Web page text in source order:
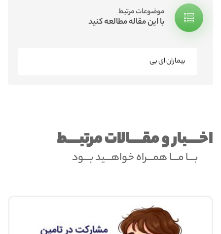
موضوعات مرتبط
با این مقاله مطالعه کنید
بیماران ای بی
اخــــبار و مقــــالات مرتبــــط
بـــا مـــا همـــراه خواهـــید بـــود